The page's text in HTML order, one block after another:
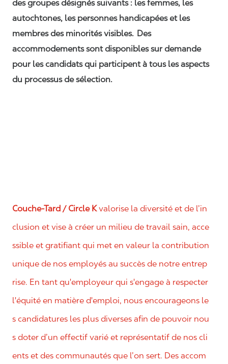
des groupes désignés suivants : les femmes, les
autochtones, les personnes handicapées et les
membres des minorités visibles. Des
accommodements sont disponibles sur demande
pour les candidats qui participent à tous les aspects
du processus de sélection.
Couche-Tard / Circle Kvalorise la diversité et de l’in
clusion et vise à créer un milieu de travail sain, acce
ssible et gratifiant qui met en valeur la contribution
unique de nos employés au succès de notre entrep
rise. En tant qu'employeur qui s'engage à respecter
l'équité en matière d'emploi, nous encourageons le
s candidatures les plus diverses afin de pouvoir nou
s doter d’un effectif varié et représentatif de nos cli
ents et des communautés que l’on sert. Des accom